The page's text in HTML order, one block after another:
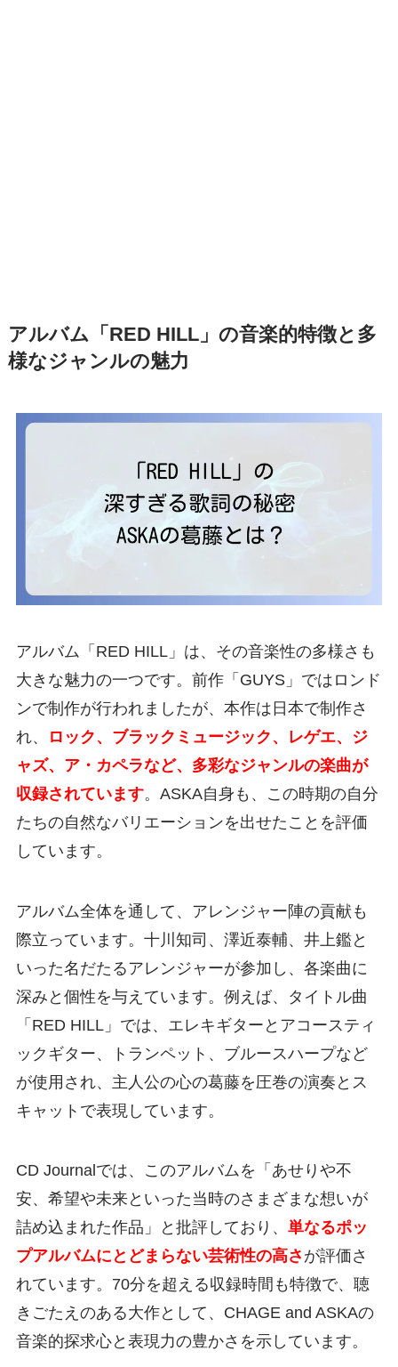
アルバム「RED HILL」の音楽的特徴と多
様なジャンルの魅力
アルバム「RED HILL」は、その音楽性の多様さも
大きな魅力の一つです。前作「GUYS」ではロンド
ンで制作が行われましたが、本作は日本で制作さ
れ、
ロック、ブラックミュージック、レゲエ、ジ
ャズ、ア・カペラなど、多彩なジャンルの楽曲が
収録されています。ASKA自身も、この時期の自分
たちの自然なバリエーションを出せたことを評価
しています。
アルバム全体を通して、アレンジャー陣の貢献も
際立っています。十川知司、澤近泰輔、井上鑑と
いった名だたるアレンジャーが参加し、各楽曲に
深みと個性を与えています。例えば、タイトル曲
「RED HILL」では、エレキギターとアコースティ
ックギター、トランペット、ブルースハープなど
が使用され、主人公の心の葛藤を圧巻の演奏とス
キャットで表現しています。
CD Journalでは、このアルバムを「あせりや不
安、希望や未来といった当時のさまざまな想いが
詰め込まれた作品」と批評しており、 単なるポッ
プアルバムにとどまらない芸術性の高さ が評価さ
れています。70分を超える収録時間も特徴で、聴
きごたえのある大作として、CHAGE and ASKAの
音楽的探求心と表現力の豊かさを示しています。